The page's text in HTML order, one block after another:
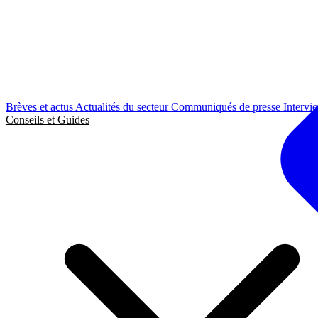
Brèves et actus Actualités du secteurCommuniqués de presse
Conseils et Guides